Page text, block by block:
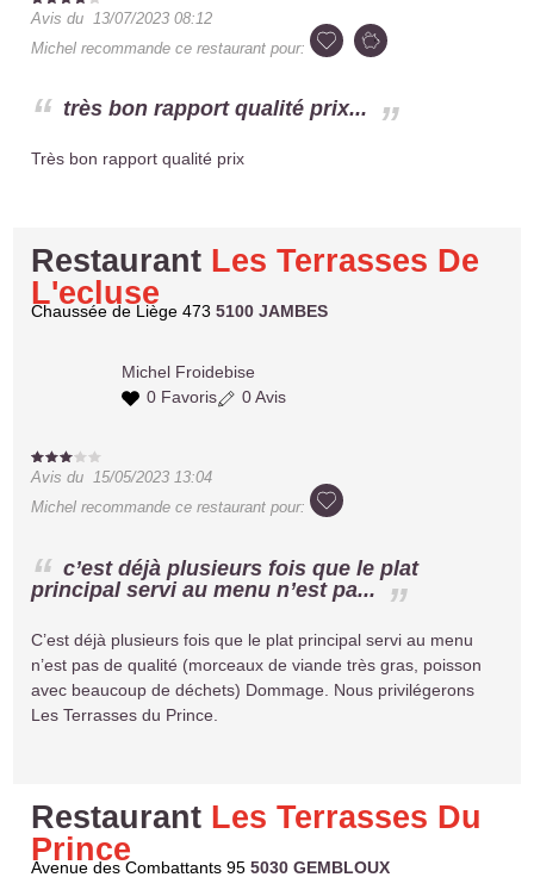
Avis du
13/07/2023 08:12
Michel recommande ce restaurant pour:
très bon rapport qualité prix...
Très bon rapport qualité prix
Restaurant Les Terrasses De
L'ecluse
Chaussée de Liège 4735100 JAMBES
Michel Froidebise
0 Favoris
0 Avis
Avis du15/05/2023 13:04
Michel recommande ce restaurant pour:
c’est déjà plusieurs fois que le plat
principal servi au menu n’est pa...
C’est déjà plusieurs fois que le plat principal servi au menu
n’est pas de qualité (morceaux de viande très gras, poisson
avec beaucoup de déchets) Dommage. Nous privilégerons
Les Terrasses du Prince.
Restaurant Les Terrasses Du
Prince
Avenue des Combattants 955030 GEMBLOUX